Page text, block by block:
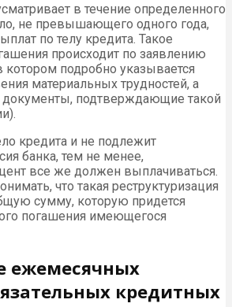
в течение определенного
не превышающего одного года,
по телу кредита. Такое
происходит по заявлению
подробно указывается
материальных трудностей, а
документы, подтверждающие такой
кредита и не подлежит
банка, тем не менее,
все же должен выплачиваться.
что такая реструктуризация
сумму, которую придется
погашения имеющегося
ежемесячных
кредитных